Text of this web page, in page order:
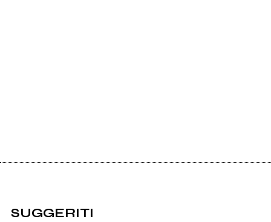
SUGGERITI